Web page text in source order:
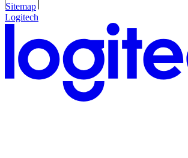
Sitemap
Logitech